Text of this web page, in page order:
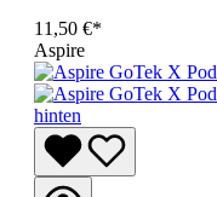
11,50 €*
Aspire